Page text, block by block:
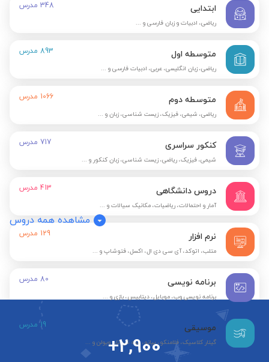
ابتدایی
ریاضی، ادبیات و زبان فارسی و ...
348 مدرس
متوسطه اول
ریاضی، زبان انگلیسی، عربی، ادبیات فارسی و ...
893 مدرس
متوسطه دوم
ریاضی، شیمی، فیزیک، زیست شناسی، زبان و ...
1066 مدرس
کنکور سراسری
شیمی، فیزیک، ریاضی، زیست شناسی، زبان کنکور و ...
717 مدرس
دروس دانشگاهی
آمار و احتمالات، ریاضیات، مکانیک سیالات و ...
413 مدرس
نرم افزار
متلب، اتوکد، آی سی دی ال، اکسل، فتوشاپ و ...
129 مدرس
برنامه نویسی
برنامه نویسی وب، موبایل، دیتابیس، بازی و ...
80 مدرس
موسیقی
گیتار کلاسیک، فلامنکو، پیانو، سه تار، تار، ویولن و ...
19 مدرس
مشاهده همه دروس
+2,900